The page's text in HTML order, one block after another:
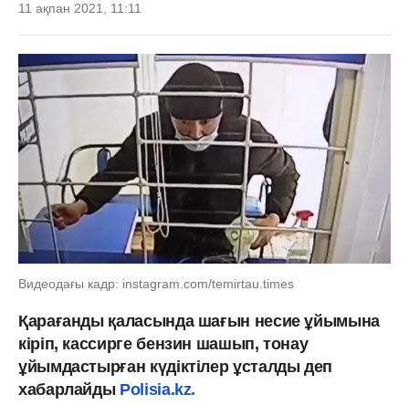
11 ақпан 2021, 11:11
Видеодағы кадр: instagram.com/temirtau.times
Қарағанды қаласында шағын несие ұйымына
кіріп, кассирге бензин шашып, тонау
ұйымдастырған күдіктілер ұсталды деп
хабарлайды Polisia.kz.